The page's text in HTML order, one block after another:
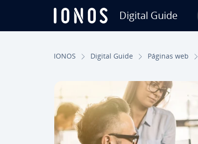
Digital Guide
IONOS Digital Guide Páginas web